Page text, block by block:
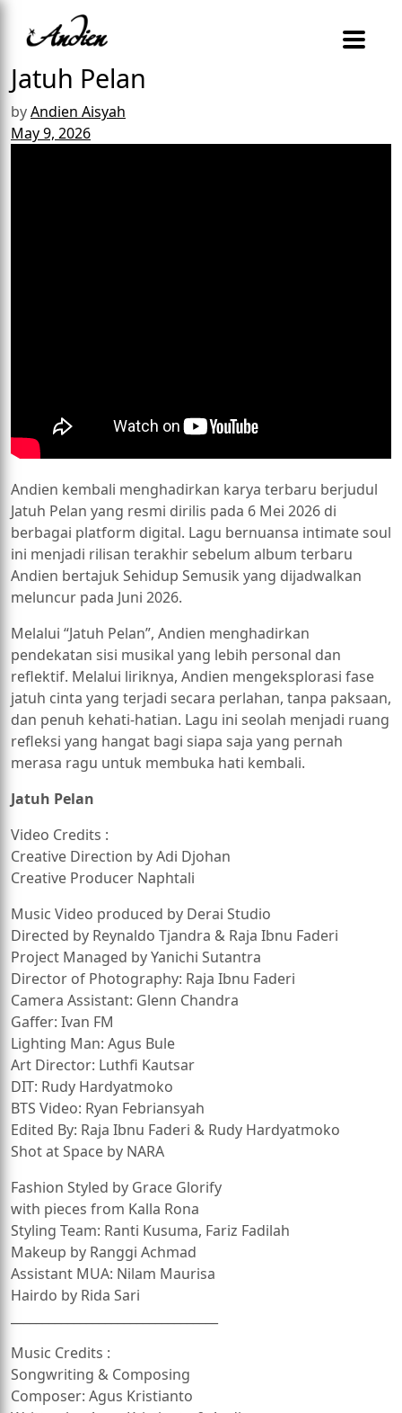
Jatuh Pelan
byAndien Aisyah
May 9, 2026
Andien kembali menghadirkan karya terbaru berjudul
Jatuh Pelan yang resmi dirilis pada 6 Mei 2026 di
berbagai platform digital. Lagu bernuansa intimate soul
ini menjadi rilisan terakhir sebelum album terbaru
Andien bertajuk Sehidup Semusik yang dijadwalkan
meluncur pada Juni 2026.
Melalui “Jatuh Pelan”, Andien menghadirkan
pendekatan sisi musikal yang lebih personal dan
reflektif. Melalui liriknya, Andien mengeksplorasi fase
jatuh cinta yang terjadi secara perlahan, tanpa paksaan,
dan penuh kehati-hatian. Lagu ini seolah menjadi ruang
refleksi yang hangat bagi siapa saja yang pernah
merasa ragu untuk membuka hati kembali.
Jatuh Pelan
Video Credits :
Creative Direction by Adi Djohan
Creative Producer Naphtali
Music Video produced by Derai Studio
Directed by Reynaldo Tjandra & Raja Ibnu Faderi
Project Managed by Yanichi Sutantra
Director of Photography: Raja Ibnu Faderi
Camera Assistant: Glenn Chandra
Gaffer: Ivan FM
Lighting Man: Agus Bule
Art Director: Luthfi Kautsar
DIT: Rudy Hardyatmoko
BTS Video: Ryan Febriansyah
Edited By: Raja Ibnu Faderi & Rudy Hardyatmoko
Shot at Space by NARA
Fashion Styled by Grace Glorify
with pieces from Kalla Rona
Styling Team: ​​Ranti Kusuma, Fariz Fadilah
Makeup by Ranggi Achmad
Assistant MUA: Nilam Maurisa
Hairdo by Rida Sari
Music Credits :
Songwriting & Composing
Composer: Agus Kristianto